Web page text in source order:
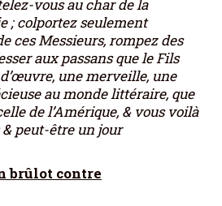
vous au char de la
; colportez seulement
ces Messieurs, rompez des
aux passans que le Fils
une merveille, une
au monde littéraire, que
de l’Amérique, & vous voilà
peut-être un jour
brûlot contre